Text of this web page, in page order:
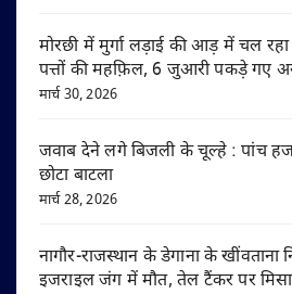
मोरछी में मुर्गा लड़ाई की आड़ में चल
पत्तों की महफ़िल, 6 जुआरी पकड़े गए
मार्च 30, 2026
जवाब देने लगे बिजली के चूल्हे : पांच
छोटा बाटला
मार्च 28, 2026
नागौर-राजस्थान के डेगाना के खींवताना
इजराइल जंग में मौत, तेल टैंकर पर